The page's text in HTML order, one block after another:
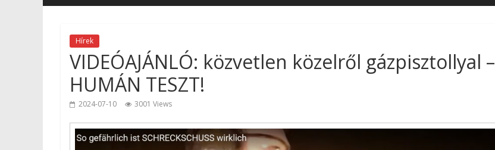
Hírek
VIDEÓAJÁNLÓ: közvetlen közelről gázpisztollyal –
HUMÁN TESZT!
2024-07-10 3001 Views